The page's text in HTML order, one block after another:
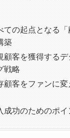
ての起点となる「
築
顧客を獲得する
戦略
顧客をファンに
成功のためのポ